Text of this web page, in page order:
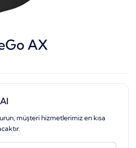
AX
müşteri hizmetlerimiz en kısa